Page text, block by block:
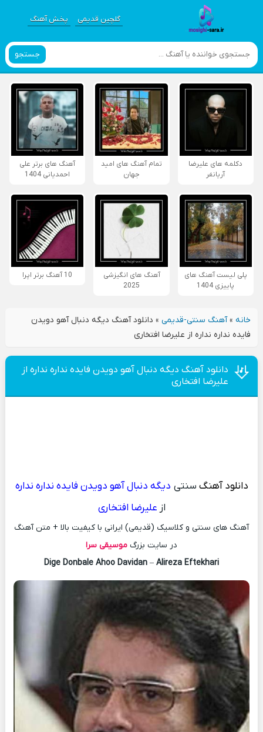
گلچین قدیمی پخش آهنگ
جستجو
دکلمه های علیرضا
آریانفر
تمام آهنگ های امید
جهان
آهنگ های برتر علی
احمدیانی 1404
پلی لیست آهنگ های
پاییزی 1404
آهنگ های انگیزشی
2025
10 آهنگ برتر اپرا
خانه»آهنگ سنتی-قدیمی» دانلود آهنگ دیگه دنبال آهو دویدن
فایده نداره نداره از علیرضا افتخاری
دانلود آهنگ دیگه دنبال آهو دویدن فایده نداره نداره از
علیرضا افتخاری
دانلود آهنگ سنتی دیگه دنبال آهو دویدن فایده نداره نداره
از علیرضا افتخاری
آهنگ های سنتی و کلاسیک (قدیمی) ایرانی با کیفیت بالا + متن آهنگ
در سایت بزرگ موسیقی سرا
Dige Donbale Ahoo Davidan – Alireza Eftekhari